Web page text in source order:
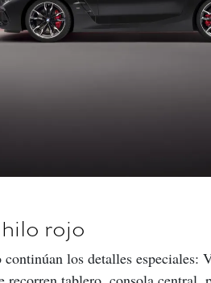
rojo
los detalles especiales: